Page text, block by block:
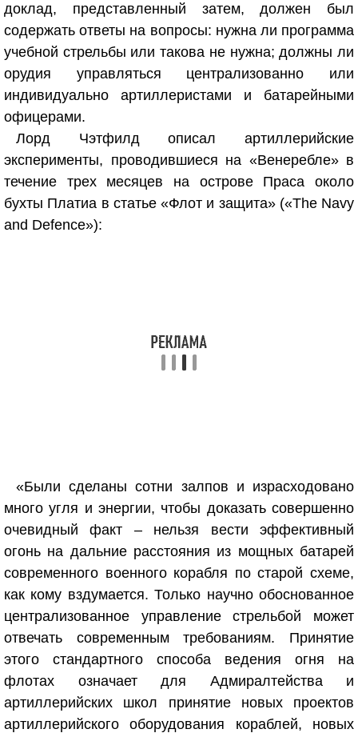
доклад, представленный затем, должен был
содержать ответы на вопросы: нужна ли программа
учебной стрельбы или такова не нужна; должны ли
орудия управляться централизованно или
индивидуально артиллеристами и батарейными
офицерами.
Лорд Чэтфилд описал артиллерийские
эксперименты, проводившиеся на «Венеребле» в
течение трех месяцев на острове Праса около
бухты Платиа в статье «Флот и защита» («The Navy
and Defence»):
«Были сделаны сотни залпов и израсходовано
много угля и энергии, чтобы доказать совершенно
очевидный факт – нельзя вести эффективный
огонь на дальние расстояния из мощных батарей
современного военного корабля по старой схеме,
как кому вздумается. Только научно обоснованное
централизованное управление стрельбой может
отвечать современным требованиям. Принятие
этого стандартного способа ведения огня на
флотах означает для Адмиралтейства и
артиллерийских школ принятие новых проектов
артиллерийского оборудования кораблей, новых